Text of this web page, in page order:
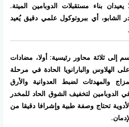
بناء مستقبلات الدوبامين الميتة.
الشابو، أي ببروتوكول علمي دقيق يُعيد
إلى ثلاثة محاور رئيسية: أولا، مضادات
الهلاوس والبارانويا الحادة في مرحلة
والمهدئات لضبط العدوانية والأرق
الدوبامين لتخفيف الشوق الحاد للمخدر
تحتاج وصفة طبية وإشرافا دقيقا من